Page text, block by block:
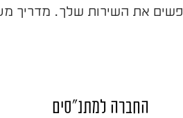
את השירות שלך. מדריך
החברה למתנ"סים